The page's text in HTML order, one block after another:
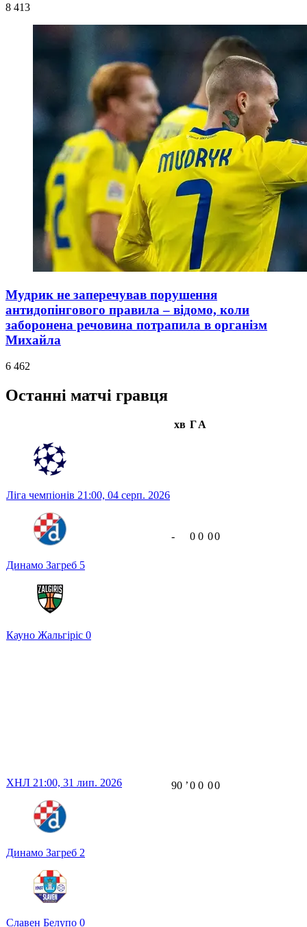
8 413
Мудрик не заперечував порушення
антидопінгового правила – відомо, коли
заборонена речовина потрапила в організм
Михайла
6 462
Останні матчі гравця
хв ГА
Ліга чемпіонів 21:00, 04 серп. 2026
Динамо Загреб 5
Кауно Жальгіріс 0
- 0 0 00
ХНЛ 21:00, 31 лип. 2026
Динамо Загреб 2
Славен Белупо 0
90 ʼ0 0 00